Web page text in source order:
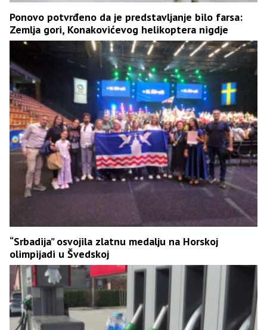
Ponovo potvrđeno da je predstavljanje bilo farsa:
Zemlja gori, Konakovićevog helikoptera nigdje
“Srbadija” osvojila zlatnu medalju na Horskoj
olimpijadi u Švedskoj